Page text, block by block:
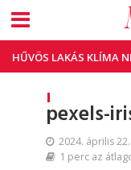
HŰVÖS LAKÁS KLÍMA
pexels-
2024. április 22.
1 perc az